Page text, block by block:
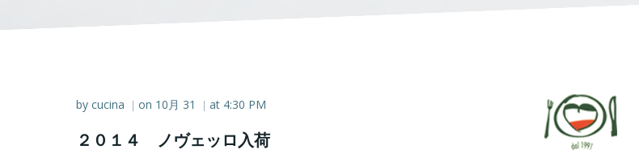
by cucina | on 10月 31 | at 4:30 PM
２０１４ ノヴェッロ入荷